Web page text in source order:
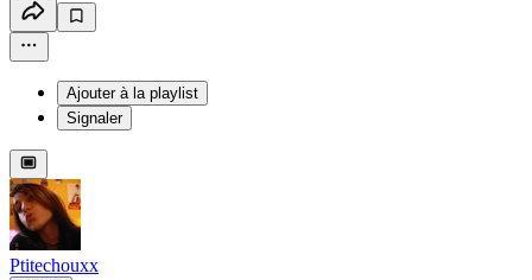
Ajouter à la playlist
Signaler
Ptitechouxx